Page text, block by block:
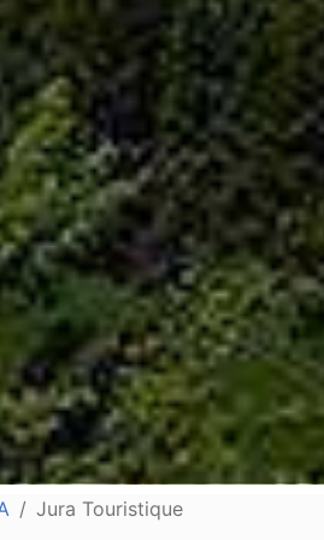
Jura Touristique